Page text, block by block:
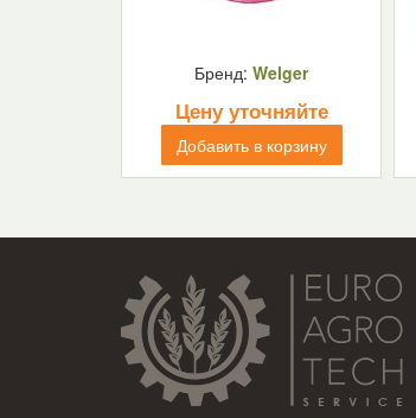
Бренд: Welger
Цену уточняйте
Добавить в корзину